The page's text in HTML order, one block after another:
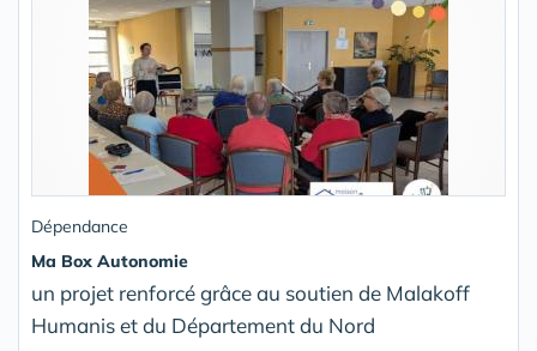
Dépendance
Ma Box Autonomie
un projet renforcé grâce au soutien de Malakoff
Humanis et du Département du Nord